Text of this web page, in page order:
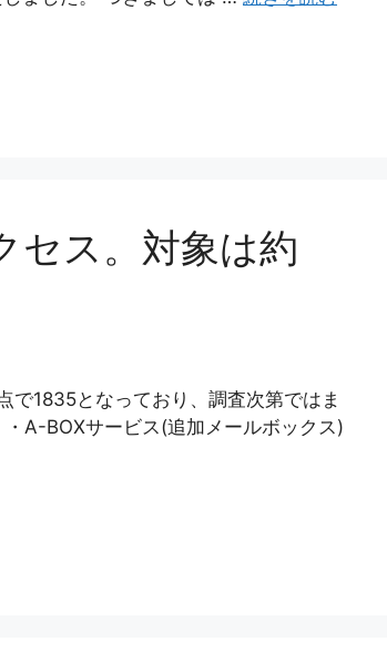
セス。対象は約
で1835となっており、調査次第ではま
A-BOXサービス(追加メールボックス)